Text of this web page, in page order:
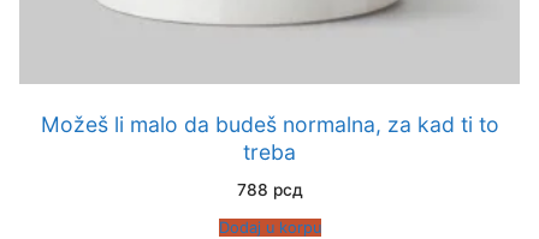
Možeš li malo da budeš normalna, za kad ti to
treba
788 рсд
Dodaj u korpu